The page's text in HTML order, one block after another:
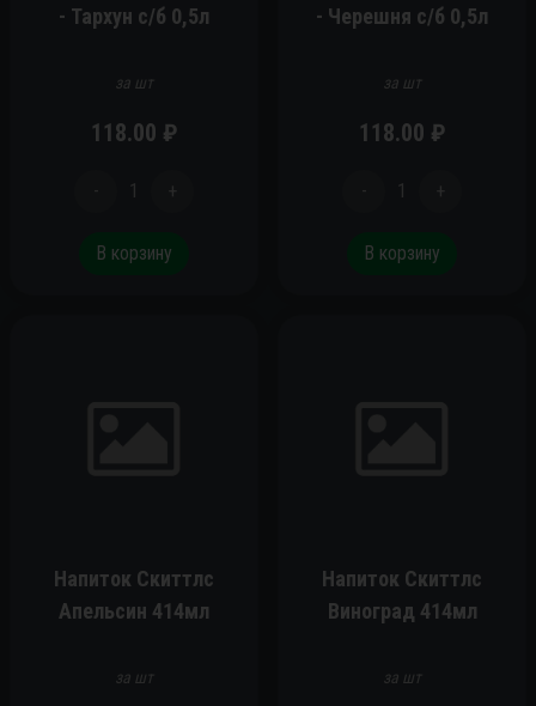
- Тархун c/б 0,5л
за шт
118.00 ₽
- 1 +
В корзину
- Черешня c/б 0,5л
за шт
118.00 ₽
- 1 +
В корзину
Напиток Скиттлс
Апельсин 414мл
за шт
Напиток Скиттлс
Виноград 414мл
за шт